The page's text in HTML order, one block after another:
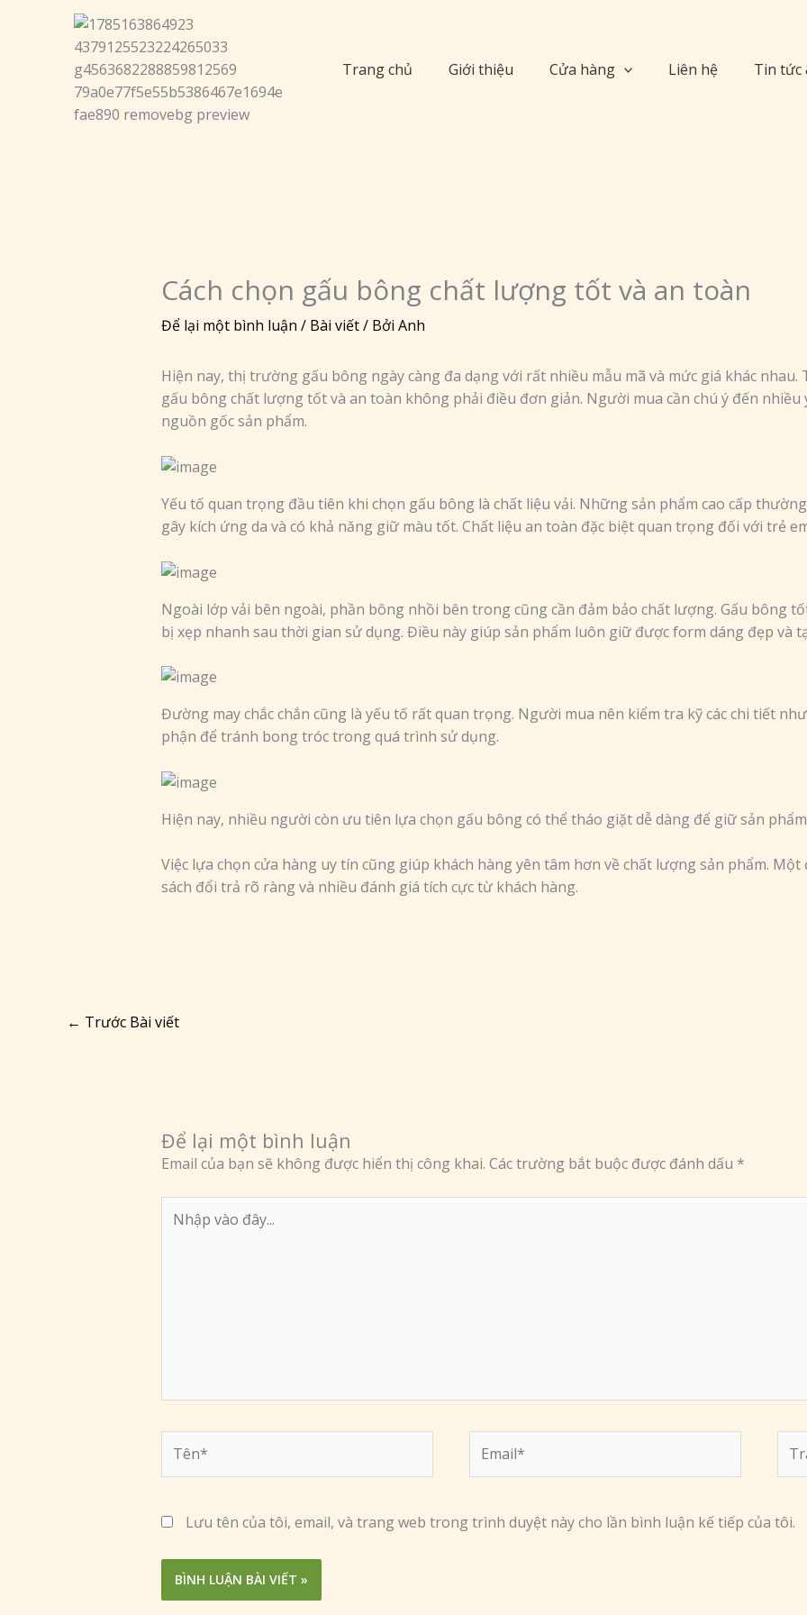
Trang chủ Giới thiệu Cửa hàng Liên hệ Tin tức
Cách chọn gấu bông chất lượng tốt và an toàn
Để lại một bình luận / Bài viết/ Bởi Anh
Hiện nay, thị trường gấu bông ngày càng đa dạng với rất nhiều mẫu mã và mức giá khác nhau.
gấu bông chất lượng tốt và an toàn không phải điều đơn giản. Người mua cần chú ý đến
nguồn gốc sản phẩm.
Yếu tố quan trọng đầu tiên khi chọn gấu bông là chất liệu vải. Những sản phẩm cao cấp
gây kích ứng da và có khả năng giữ màu tốt. Chất liệu an toàn đặc biệt quan trọng đối với trẻ
Ngoài lớp vải bên ngoài, phần bông nhồi bên trong cũng cần đảm bảo chất lượng. Gấu bông
bị xẹp nhanh sau thời gian sử dụng. Điều này giúp sản phẩm luôn giữ được form dáng đẹp và
Đường may chắc chắn cũng là yếu tố rất quan trọng. Người mua nên kiểm tra kỹ các chi tiết
phận để tránh bong tróc trong quá trình sử dụng.
Hiện nay, nhiều người còn ưu tiên lựa chọn gấu bông có thể tháo giặt dễ dàng để giữ sản
Việc lựa chọn cửa hàng uy tín cũng giúp khách hàng yên tâm hơn về chất lượng sản phẩm.
sách đổi trả rõ ràng và nhiều đánh giá tích cực từ khách hàng.
← Trước Bài viết
Để lại một bình luận
Email của bạn sẽ không được hiển thị công khai. Các trường bắt buộc được đánh dấu *
vào
web
Lưu tên của tôi, email, và trang web trong trình duyệt này cho lần bình luận kế tiếp của tôi.